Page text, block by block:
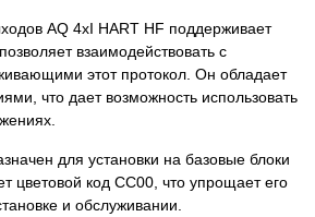
AQ 4xI HART HF поддерживает
взаимодействовать с
этот протокол. Он обладает
что дает возможность использовать
для установки на базовые блоки
цветовой код CC00, что упрощает его
и обслуживании.